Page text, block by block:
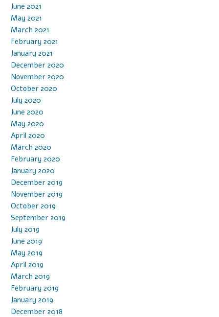
June 2021
May 2021
March 2021
February 2021
January 2021
December 2020
November 2020
October 2020
July 2020
June 2020
May 2020
April 2020
March 2020
February 2020
January 2020
December 2019
November 2019
October 2019
September 2019
July 2019
June 2019
May 2019
April 2019
March 2019
February 2019
January 2019
December 2018